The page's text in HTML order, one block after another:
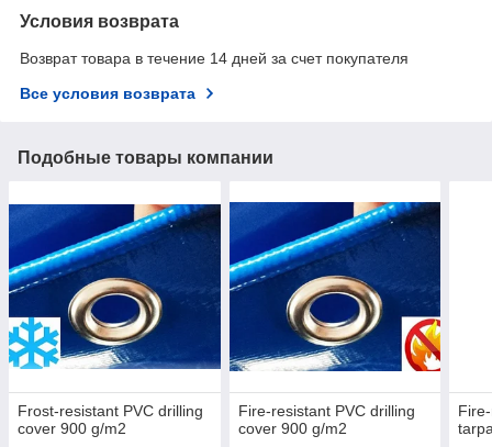
Условия возврата
Возврат товара в течение 14 дней за счет покупателя
Все условия возврата
Подобные товары компании
Frost-resistant PVC drilling
cover 900 g/m2
Fire-resistant PVC drilling
cover 900 g/m2